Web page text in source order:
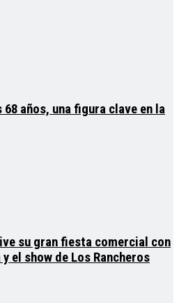
años, una figura clave en la
su gran fiesta comercial con
el show de Los Rancheros